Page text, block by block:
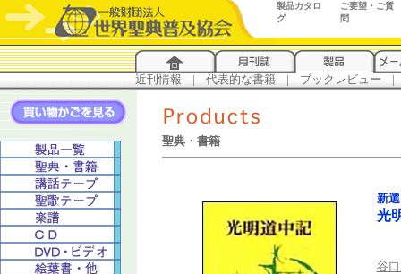
製品カタロ
グ
ご要望・ご質
問
近刊情報 | 代表的な書籍 | ブックレビュー |
聖典・書籍
新
光
谷